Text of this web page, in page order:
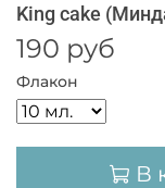
King cake
190 руб
Флакон
В